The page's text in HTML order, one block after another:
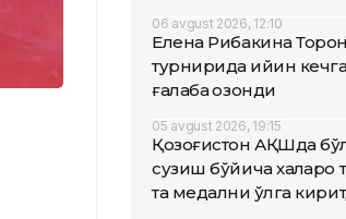
06 avgust 2026, 12:10
Елена Рибакина
турнирида қийин
ғалаба қозонди
05 avgust 2026, 19:15
Қозоғистон АҚШда
сузиш бўйича халқаро
та медални қўлга